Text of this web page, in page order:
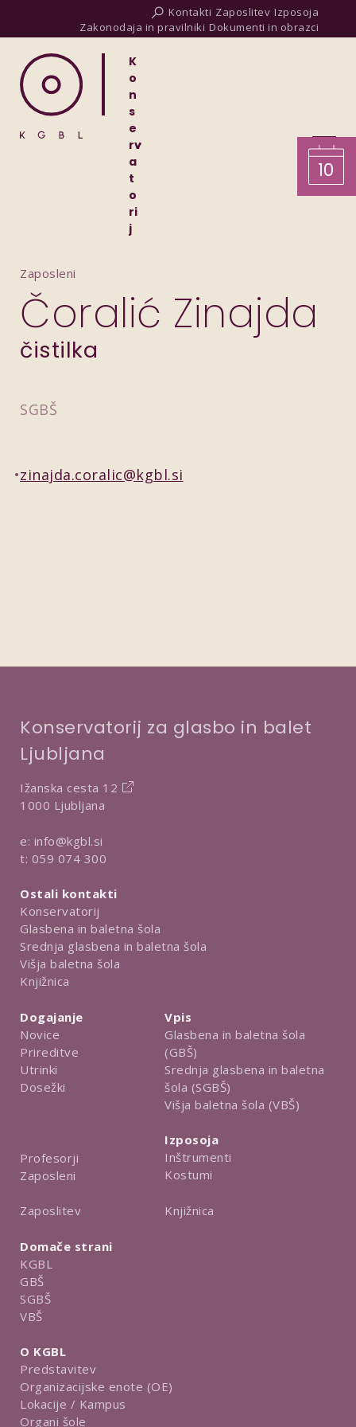
Kontakti Zaposlitev Izposoja
Zakonodaja in pravilniki Dokumenti in obrazci
K
o
n
s
e
rv
a
t
o
ri
j
10
Zaposleni
Čoralić Zinajda
čistilka
SGBŠ
zinajda.coralic@kgbl.si
Konservatorij za glasbo in balet
Ljubljana
Ižanska cesta 12
1000 Ljubljana
e: info@kgbl.si
t: 059 074 300
Ostali kontakti
Konservatorij
Glasbena in baletna šola
Srednja glasbena in baletna šola
Višja baletna šola
Knjižnica
Dogajanje
Novice
Prireditve
Utrinki
Dosežki
Profesorji
Zaposleni
Zaposlitev
Vpis
Glasbena in baletna šola
(GBŠ)
Srednja glasbena in baletna
šola (SGBŠ)
Višja baletna šola (VBŠ)
Izposoja
Inštrumenti
Kostumi
Knjižnica
Domače strani
KGBL
GBŠ
SGBŠ
VBŠ
O KGBL
Predstavitev
Organizacijske enote (OE)
Lokacije / Kampus
Organi šole